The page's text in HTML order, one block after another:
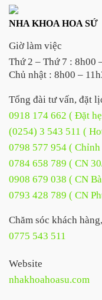
NHA KHOA HOA SỨ
Giờ làm việc
Thứ 2 – Thứ 7 : 8h00
Chủ nhật : 8h00 –
Tổng đài tư vấn, đặt
0918 174 662 ( Đặt
(0254) 3 543 511 (
0798 577 954 ( Chỉnh
0784 658 789 ( CN
0908 679 038 ( CN
0793 428 789 ( CN
Chăm sóc khách
0775 543 511
Website
nhakhoahoasu.com